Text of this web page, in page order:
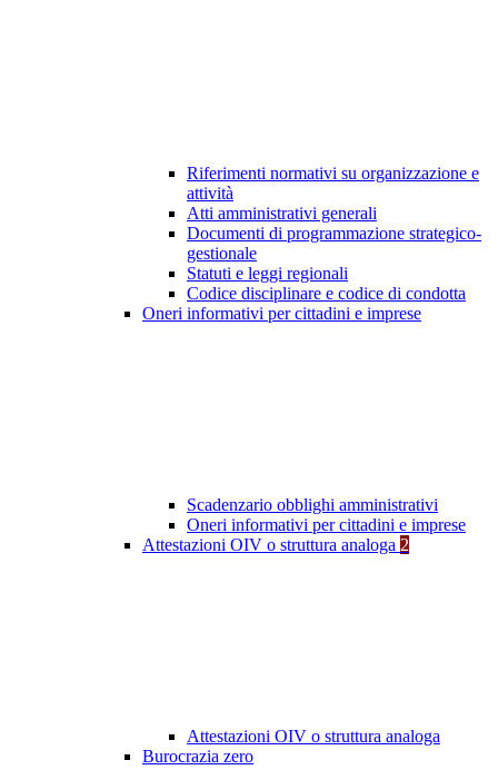
Riferimenti normativi su organizzazione e
attività
Atti amministrativi generali
Documenti di programmazione strategico-
gestionale
Statuti e leggi regionali
Codice disciplinare e codice di condotta
Oneri informativi per cittadini e imprese
Scadenzario obblighi amministrativi
Oneri informativi per cittadini e imprese
Attestazioni OIV o struttura analoga 2
Attestazioni OIV o struttura analoga
Burocrazia zero